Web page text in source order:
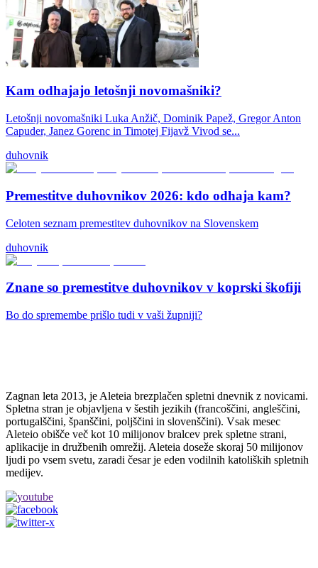
Kam odhajajo letošnji novomašniki?
Letošnji novomašniki Luka Anžič, Dominik Papež, Gregor Anton
Capuder, Janez Gorenc in Timotej Fijavž Vivod se...
duhovnik
Premestitve duhovnikov 2026: kdo odhaja kam?
Celoten seznam premestitev duhovnikov na Slovenskem
duhovnik
Znane so premestitve duhovnikov v koprski škofiji
Bo do spremembe prišlo tudi v vaši župniji?
Zagnan leta 2013, je Aleteia brezplačen spletni dnevnik z novicami.
Spletna stran je objavljena v šestih jezikih (francoščini, angleščini,
portugalščini, španščini, poljščini in slovenščini). Vsak mesec
Aleteio obišče več kot 10 milijonov bralcev prek spletne strani,
aplikacije in družbenih omrežij. Aleteia doseže skoraj 50 milijonov
ljudi po vsem svetu, zaradi česar je eden vodilnih katoliških spletnih
medijev.